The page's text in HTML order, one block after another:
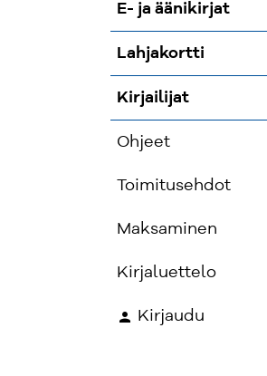
E- ja äänikirjat
Lahjakortti
Kirjailijat
Ohjeet
Toimitusehdot
Maksaminen
Kirjaluettelo
Kirjaudu